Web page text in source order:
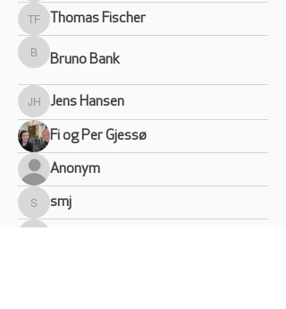
Thomas Fischer
Thomas Fischer
Bruno Bank
Bruno Bank
Jens Hansen
Jens Hansen
Fi og Per Gjessø
Anonym
smj
smj